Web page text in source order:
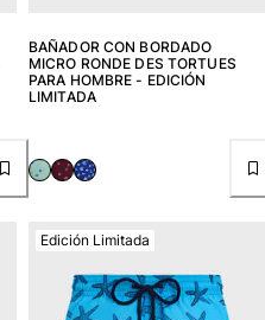
BAÑADOR CON BORDADO
MICRO RONDE DES TORTUES
PARA HOMBRE - EDICIÓN
LIMITADA
Edición Limitada